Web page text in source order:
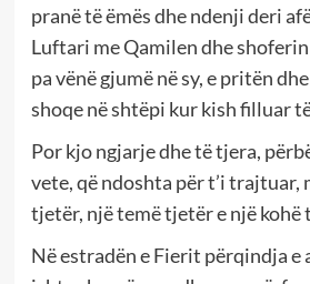
pranë të ëmës dhe ndenji deri
Luftari me Qamilen dhe
pa vënë gjumë në sy, e pritën
shoqe në shtëpi kur kish filluar
Por kjo ngjarje dhe të tjera,
vete, që ndoshta për t’i
tjetër, një temë tjetër e një kohë
Në estradën e Fierit përqindja e